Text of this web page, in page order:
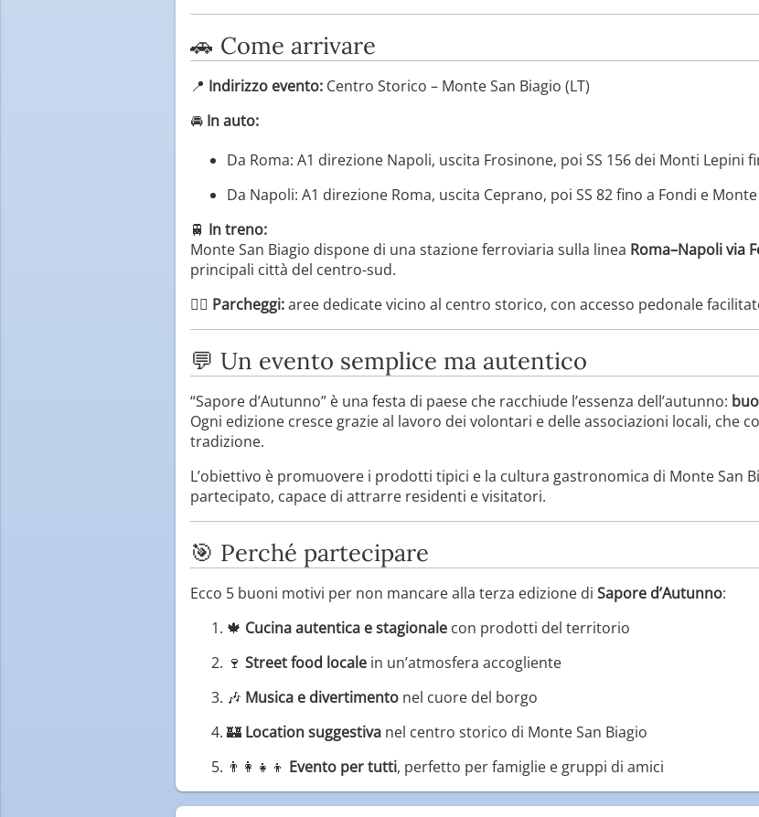
🚗 Come arrivare
📍 Indirizzo evento: Centro Storico – Monte San Biagio (LT)
🚘 In auto:
Da Roma: A1 direzione Napoli, uscita Frosinone, poi SS 156 dei Monti Lepini
Da Napoli: A1 direzione Roma, uscita Ceprano, poi SS 82 fino a Fondi e
🚆 In treno:
Monte San Biagio dispone di una stazione ferroviaria sulla linea Roma–Napoli via
principali città del centro-sud.
🚶‍♀️ Parcheggi:aree dedicate vicino al centro storico, con accesso pedonale
💬 Un evento semplice ma autentico
“Sapore d’Autunno” è una festa di paese che racchiude l’essenza dell’autunno:
Ogni edizione cresce grazie al lavoro dei volontari e delle associazioni locali, che
tradizione.
L’obiettivo è promuovere i prodotti tipici e la cultura gastronomica di Monte San
partecipato, capace di attrarre residenti e visitatori.
🎯 Perché partecipare
Ecco 5 buoni motivi per non mancare alla terza edizione di Sapore d’Autunno:
🍁 Cucina autentica e stagionale con prodotti del territorio
🍷 Street food locale in un’atmosfera accogliente
🎶 Musica e divertimento nel cuore del borgo
🏰 Location suggestiva nel centro storico di Monte San Biagio
👨‍👩‍👧‍👦 Evento per tutti, perfetto per famiglie e gruppi di amici